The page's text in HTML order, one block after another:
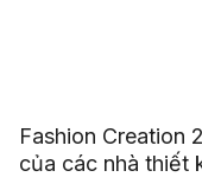
Fashion Creation
của các nhà thiết